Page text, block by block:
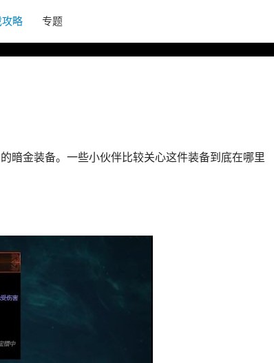
略 专题
暗金装备。一些小伙伴比较关心这件装备到底在哪里